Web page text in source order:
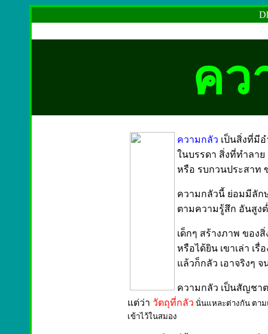
คว
ความกลัว เป็นสิ่งที่มี
ในบรรดา สิ่งที่ทำลา
หรือ รบกวนประสาท
ความกลัวนี้ ย่อมมีลัก
ตามความรู้สึก อันสูง
เด็กๆ สร้างภาพ ของ
หรือได้ยิน เขาเล่า เ
แล้วก็กลัว เอาจริงๆ
ความกลัว เป็นสัญช
แต่ว่า วัตถุที่กลัว นั่นแหละต่างกัน ตาม
เข้าไว้ในสมอง